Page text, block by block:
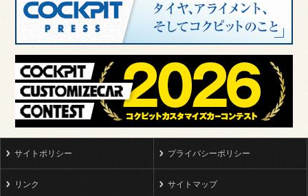
サイトポリシー プライバシーポリシー
リンク サイトマップ